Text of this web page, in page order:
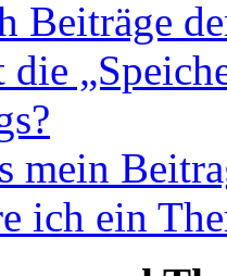
Beiträge
mein
ich ein